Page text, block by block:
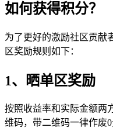
如何获得积分？
为了更好的激励社区贡献
区奖励规则如下：
1、晒单区奖励
按照收益率和实际金额两
维码，带二维码一律作废0